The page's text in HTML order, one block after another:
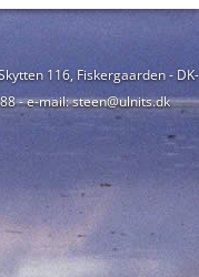
116, Fiskergaarden - DK-
- e-mail: steen@ulnits.dk